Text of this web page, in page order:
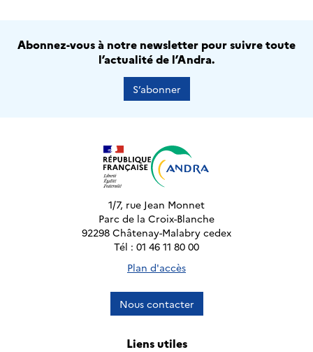
Abonnez-vous à notre newsletter pour suivre toute
l’actualité de l’Andra.
S’abonner
1/7, rue Jean Monnet
Parc de la Croix-Blanche
92298 Châtenay-Malabry cedex
Tél : 01 46 11 80 00
Plan d'accès
Nous contacter
Liens utiles